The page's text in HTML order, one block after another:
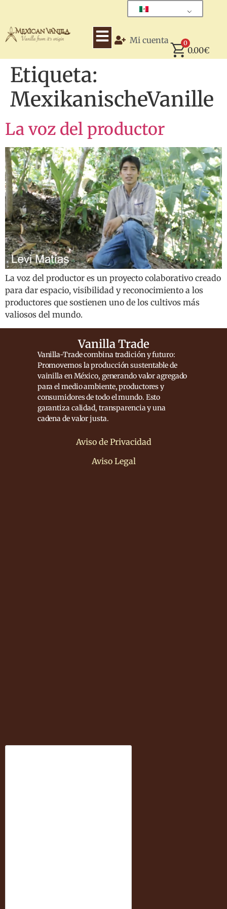
Mi cuenta 0
0.00€
Etiqueta:
MexikanischeVanille
La voz del productor
La voz del productor es un proyecto colaborativo creado
para dar espacio, visibilidad y reconocimiento a los
productores que sostienen uno de los cultivos más
valiosos del mundo.
Vanilla Trade
Vanilla-Trade combina tradición y futuro:
Promovemos la producción sustentable de
vainilla en México, generando valor agregado
para el medio ambiente, productores y
consumidores de todo el mundo. Esto
garantiza calidad, transparencia y una
cadena de valor justa.
Aviso de Privacidad
Aviso Legal